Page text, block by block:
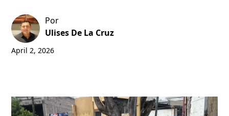
Por
Ulises De La Cruz
April 2, 2026